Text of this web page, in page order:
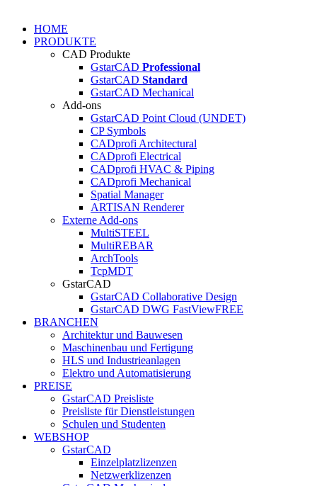
HOME
PRODUKTE
CAD Produkte
GstarCAD Professional
GstarCAD Standard
GstarCAD Mechanical
Add-ons
GstarCAD Point Cloud (UNDET)
CP Symbols
CADprofi Architectural
CADprofi Electrical
CADprofi HVAC & Piping
CADprofi Mechanical
Spatial Manager
ARTISAN Renderer
Externe Add-ons
MultiSTEEL
MultiREBAR
ArchTools
TcpMDT
GstarCAD
GstarCAD Collaborative Design
GstarCAD DWG FastViewFREE
BRANCHEN
Architektur und Bauwesen
Maschinenbau und Fertigung
HLS und Industrieanlagen
Elektro und Automatisierung
PREISE
GstarCAD Preisliste
Preisliste für Dienstleistungen
Schulen und Studenten
WEBSHOP
GstarCAD
Einzelplatzlizenzen
Netzwerklizenzen